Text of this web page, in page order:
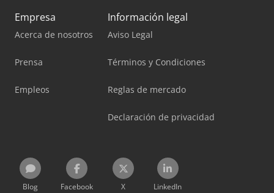
Empresa
Acerca de nosotros
Prensa
Empleos
Información legal
Aviso Legal
Términos y Condiciones
Reglas de mercado
Declaración de privacidad
Blog Facebook X LinkedIn